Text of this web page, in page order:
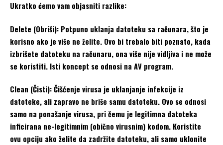
Ukratko ćemo vam objasniti razlike:
Delete (Obriši): Potpuno uklanja datoteku sa računara, što je
korisno ako je više ne želite. Ovo bi trebalo biti poznato, kada
izbrišete datoteku na računaru, ona više nije vidljiva i ne može
se koristiti. Isti koncept se odnosi na AV program.
Clean (Čisti): Čišćenje virusa je uklanjanje infekcije iz
datoteke, ali zapravo ne briše samu datoteku. Ovo se odnosi
samo na ponašanje virusa, pri čemu je legitimna datoteka
inficirana ne-legitimnim (obično virusnim) kodom. Koristite
ovu opciju ako želite da zadržite datoteku, ali samo uklonite